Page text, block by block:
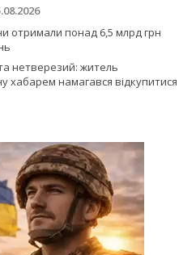
отримали понад 6,5 млрд грн
нетверезий: житель
хабарем намагався відкупитися